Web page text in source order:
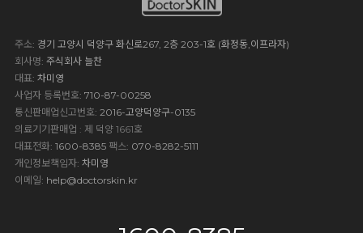
주소: 경기 고양시 덕양구 화신로267, 2층 203-1호 (화정동,이프라자)
회사명: 주식회사 늘찬
대표: 차미영
사업자 등록번호: 710-87-00258
통신판매업신고번호: 2016-고양덕양구-0135
의료기기판매업 : 제 덕양 1661호
대표전화: 1600-8385 팩스: 070-8282-5111
개인정보책임자: 차미영
이메일: help@doctorskin.kr